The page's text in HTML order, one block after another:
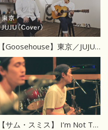
【Goosehouse】東京／JUJU（Cover）
【サム・スミス】 I’m Not The Only One